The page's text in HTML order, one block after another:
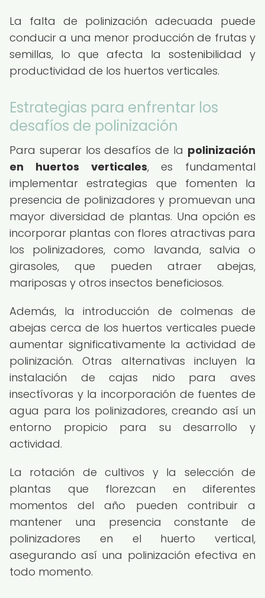
La falta de polinización adecuada puede
conducir a una menor producción de frutas y
semillas, lo que afecta la sostenibilidad y
productividad de los huertos verticales.
Estrategias para enfrentar los
desafíos de polinización
Para superar los desafíos de la polinización
en huertos verticales, es fundamental
implementar estrategias que fomenten la
presencia de polinizadores y promuevan una
mayor diversidad de plantas. Una opción es
incorporar plantas con flores atractivas para
los polinizadores, como lavanda, salvia o
girasoles, que pueden atraer abejas,
mariposas y otros insectos beneficiosos.
Además, la introducción de colmenas de
abejas cerca de los huertos verticales puede
aumentar significativamente la actividad de
polinización. Otras alternativas incluyen la
instalación de cajas nido para aves
insectívoras y la incorporación de fuentes de
agua para los polinizadores, creando así un
entorno propicio para su desarrollo y
actividad.
La rotación de cultivos y la selección de
plantas que florezcan en diferentes
momentos del año pueden contribuir a
mantener una presencia constante de
polinizadores en el huerto vertical,
asegurando así una polinización efectiva en
todo momento.